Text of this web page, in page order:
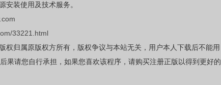
安装使用及技术服务。
33221.html
归属原版权方所有，版权争议与本站无关，用户本人下载后不能用
果请您自行承担，如果您喜欢该程序，请购买注册正版以得到更好的